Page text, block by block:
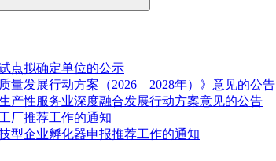
点拟确定单位的公示
量发展行动方案（2026—2028年）》意见的公告
产性服务业深度融合发展行动方案意见的公告
厂推荐工作的通知
型企业孵化器申报推荐工作的通知